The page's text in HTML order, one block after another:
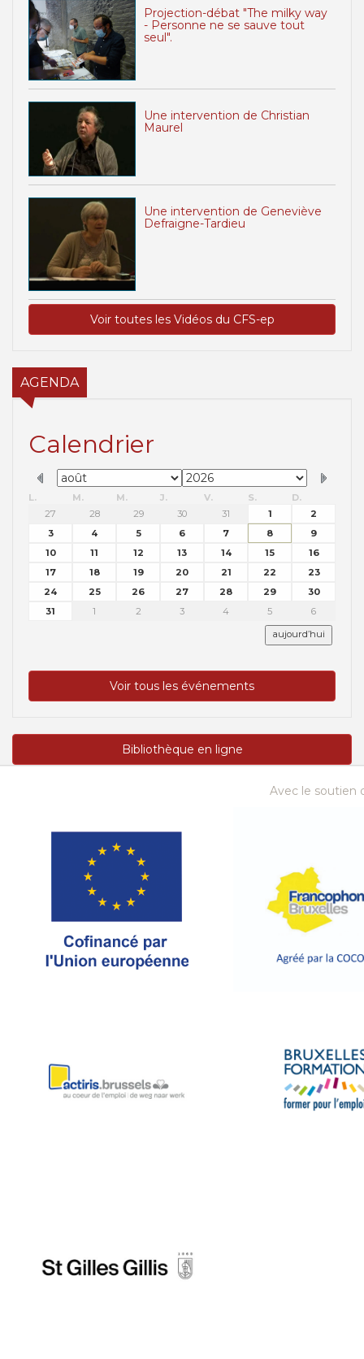
Projection-débat "The milky way
- Personne ne se sauve tout
seul".
Une intervention de Christian
Maurel
Une intervention de Geneviève
Defraigne-Tardieu
Voir toutes les Vidéos du CFS-ep
AGENDA
Calendrier
L. M. M. J. V. S.
D.
27
28 29 30 31 1
2
3
4 5 6 7 8
9
10
11 12 13 14 15
16
17
18 19 20 21 22
23
24
25 26 27 28 29
30
31
1 2 3 4 5 6
aujourd’hui
Voir tous les événements
Bibliothèque en ligne
Avec le soutien